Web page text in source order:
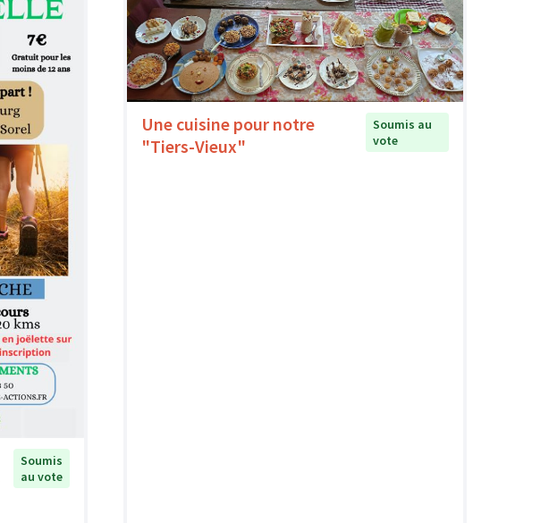
Soumis
au vote
Une cuisine pour notre
"Tiers-Vieux"
Soumis au
vote